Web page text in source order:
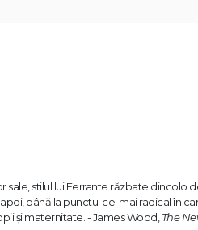
stilul lui Ferrante răzbate dincolo
până la punctul cel mai radical în
şi maternitate. - James Wood, The